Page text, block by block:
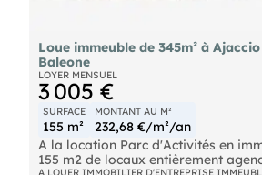
Loue immeuble de 345m² à
Baleone
LOYER MENSUEL
3 005 €
SURFACE
155 m²
MONTANT AU M²
232,68 €/m²/an
A la location Parc d'Activités en
155 m2 de locaux entièrement